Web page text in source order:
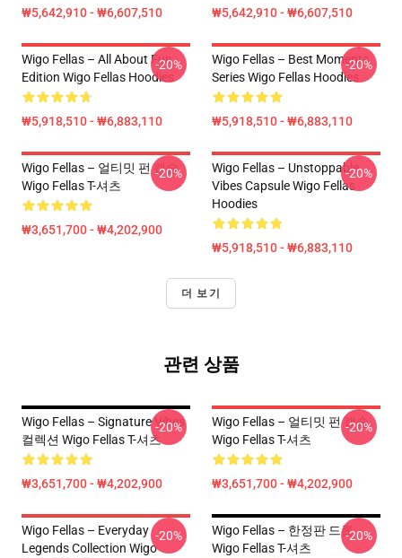
₩5,642,910 - ₩6,607,510 ₩5,642,910 - ₩6,607,510
Wigo Fellas – All About Fun
Edition Wigo Fellas Hoodies
₩5,918,510 - ₩6,883,110
-20%
Wigo Fellas – Best Moments
Series Wigo Fellas Hoodies
₩5,918,510 - ₩6,883,110
-20%
Wigo Fellas – 얼티밋 펀 캡슐
Wigo Fellas T-셔츠
₩3,651,700 - ₩4,202,900
-20%
Wigo Fellas – Unstoppable
Vibes Capsule Wigo Fellas
Hoodies
₩5,918,510 - ₩6,883,110
-20%
더 보기
관련 상품
Wigo Fellas – Signature Vibes
컬렉션 Wigo Fellas T-셔츠
₩3,651,700 - ₩4,202,900
-20%
Wigo Fellas – 얼티밋 펀 캡슐
Wigo Fellas T-셔츠
₩3,651,700 - ₩4,202,900
-20%
Wigo Fellas – Everyday
Legends Collection Wigo
-20%
Wigo Fellas – 한정판 드롭
Wigo Fellas T-셔츠
-20%